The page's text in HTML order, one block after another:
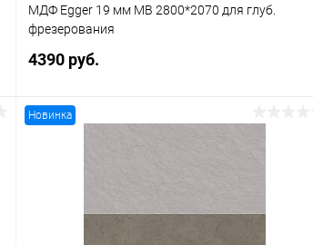
МДФ Egger 19 мм MB 2800*2070 для глуб.
фрезерования
4390 руб.
В избранное В наличии
Новинка